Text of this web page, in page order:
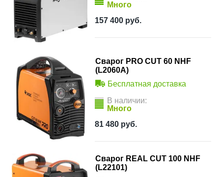
Много
157 400 руб.
Сварог PRO CUT 60 NHF
(L2060A)
Бесплатная доставка
В наличии:
Много
81 480 руб.
Сварог REAL CUT 100 NHF
(L22101)